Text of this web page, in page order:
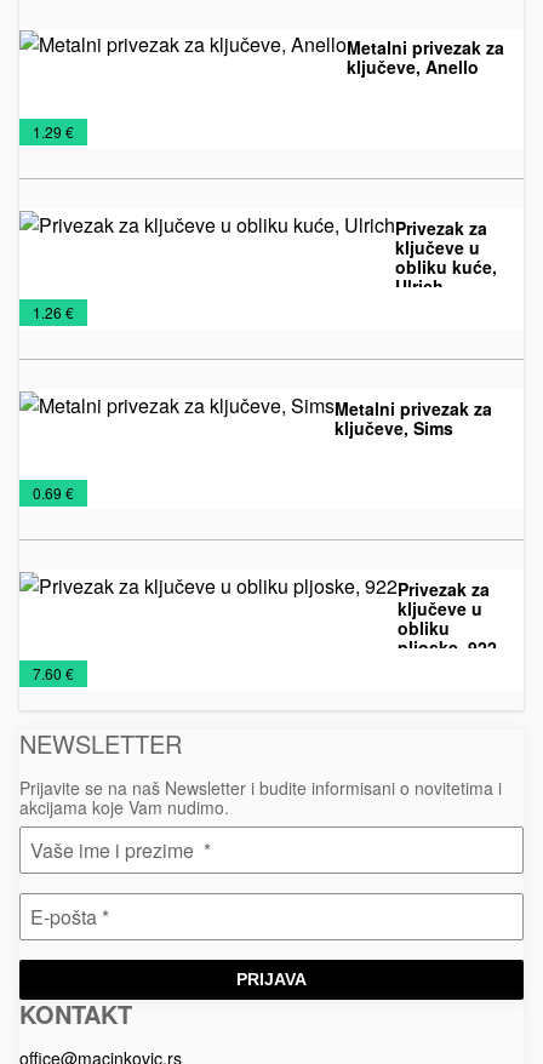
Metalni privezak za
ključeve, Anello
Metalni
privesci
Privesci
1.29 €
Privezak za
ključeve u
obliku kuće,
Ulrich
Metalni
privesci
Privesci
1.26 €
Metalni privezak za
ključeve, Sims
Metalni
privesci
Privesci
0.69 €
Privezak za
ključeve u
obliku
pljoske, 922
Kožni
privesci
Metalni
privesci
Privesci
7.60 €
NEWSLETTER
Prijavite se na naš Newsletter i budite informisani o novitetima i
akcijama koje Vam nudimo.
PRIJAVA
Macinkovic
Macinkovic
https://www.macinkovic.rs/wp-
KONTAKT
office@macinkovic.rs